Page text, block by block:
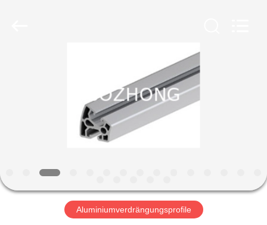
PRODUKTE
FABRIK-
AUSFLUGAluminiumverdrängungsprofile